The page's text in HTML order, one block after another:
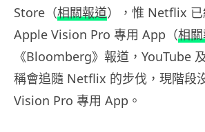
Store（相關報道），惟 Netflix
Apple Vision Pro 專用 App（相
《Bloomberg》報道，YouTube
稱會追隨 Netflix 的步伐，現階段
Vision Pro 專用 App。